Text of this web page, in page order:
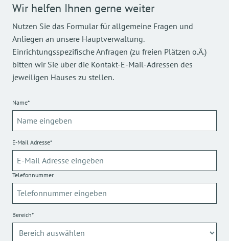
Wir helfen Ihnen gerne weiter
Nutzen Sie das Formular für allgemeine Fragen und
Anliegen an unsere Hauptverwaltung.
Einrichtungsspezifische Anfragen (zu freien Plätzen o.Ä.)
bitten wir Sie über die Kontakt-E-Mail-Adressen des
jeweiligen Hauses zu stellen.
Name*
E-Mail Adresse*
Telefonnummer
Bereich*